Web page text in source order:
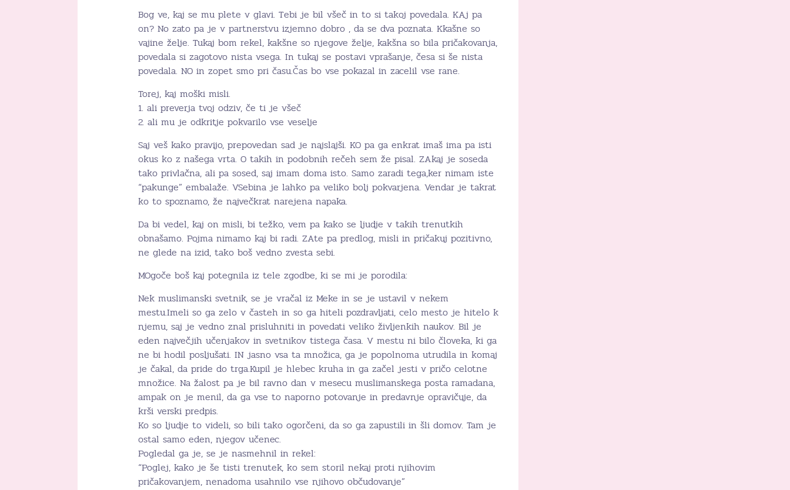
Bog ve, kaj se mu plete v glavi. Tebi je bil všeč in to si takoj povedala. KAj pa
on? No zato pa je v partnerstvu izjemno dobro , da se dva poznata. Kkašne so
vajine želje. Tukaj bom rekel, kakšne so njegove želje, kakšna so bila pričakovanja,
povedala si zagotovo nista vsega. In tukaj se postavi vprašanje, česa si še nista
povedala. NO in zopet smo pri času.Čas bo vse pokazal in zacelil vse rane.
Torej, kaj moški misli.
1. ali preverja tvoj odziv, če ti je všeč
2. ali mu je odkritje pokvarilo vse veselje
Saj veš kako pravijo, prepovedan sad je najslajši. KO pa ga enkrat imaš ima pa isti
okus ko z našega vrta. O takih in podobnih rečeh sem že pisal. ZAkaj je soseda
tako privlačna, ali pa sosed, saj imam doma isto. Samo zaradi tega,ker nimam iste
“pakunge” embalaže. VSebina je lahko pa veliko bolj pokvarjena. Vendar je takrat
ko to spoznamo, že največkrat narejena napaka.
Da bi vedel, kaj on misli, bi težko, vem pa kako se ljudje v takih trenutkih
obnašamo. Pojma nimamo kaj bi radi. ZAte pa predlog, misli in pričakuj pozitivno,
ne glede na izid, tako boš vedno zvesta sebi.
MOgoče boš kaj potegnila iz tele zgodbe, ki se mi je porodila:
Nek muslimanski svetnik, se je vračal iz Meke in se je ustavil v nekem
mestu.Imeli so ga zelo v časteh in so ga hiteli pozdravljati, celo mesto je hitelo k
njemu, saj je vedno znal prisluhniti in povedati veliko življenkih naukov. Bil je
eden največjih učenjakov in svetnikov tistega časa. V mestu ni bilo človeka, ki ga
ne bi hodil posljušati. IN jasno vsa ta množica, ga je popolnoma utrudila in komaj
je čakal, da pride do trga.Kupil je hlebec kruha in ga začel jesti v pričo celotne
množice. Na žalost pa je bil ravno dan v mesecu muslimanskega posta ramadana,
ampak on je menil, da ga vse to naporno potovanje in predavnje opravičuje, da
krši verski predpis.
Ko so ljudje to videli, so bili tako ogorčeni, da so ga zapustili in šli domov. Tam je
ostal samo eden, njegov učenec.
Pogledal ga je, se je nasmehnil in rekel:
“Poglej, kako je še tisti trenutek, ko sem storil nekaj proti njihovim
pričakovanjem, nenadoma usahnilo vse njihovo občudovanje”